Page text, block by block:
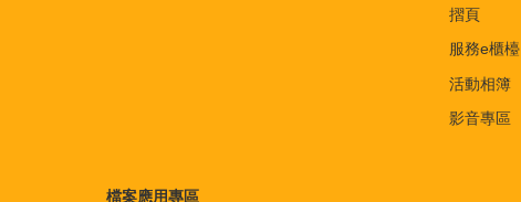
摺頁
服務e櫃檯
活動相簿
影音專區
檔案應用專區